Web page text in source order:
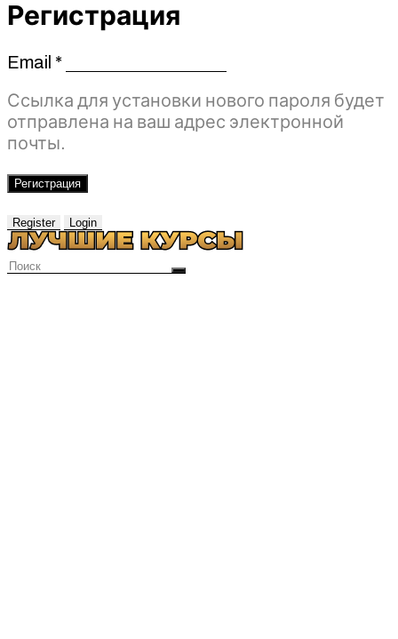
Регистрация
Email *Обязательно
Ссылка для установки нового пароля будет
отправлена ​​на ваш адрес электронной
почты.
Регистрация
Register Login